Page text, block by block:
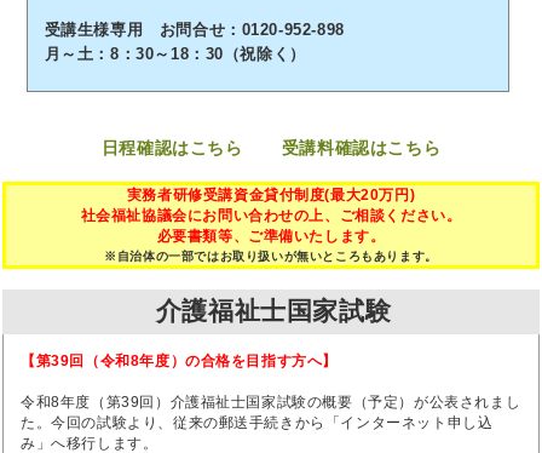
受講生様専用 お問合せ：0120-952-898
月～土：8：30～18：30（祝除く）
日程確認はこちら 受講料確認はこちら
実務者研修受講資金貸付制度(最大20万円)
社会福祉協議会にお問い合わせの上、ご相談ください。
必要書類等、ご準備いたします。
※自治体の一部ではお取り扱いが無いところもあります。
介護福祉士国家試験
【第39回（令和8年度）の合格を目指す方へ】
令和8年度（第39回）介護福祉士国家試験の概要（予定）が公表されまし
た。今回の試験より、従来の郵送手続きから「インターネット申し込
み」へ移行します。